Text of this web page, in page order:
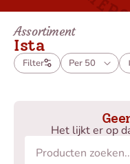
Assortiment
Ista
Per 50
Filter
Het lijkt er op